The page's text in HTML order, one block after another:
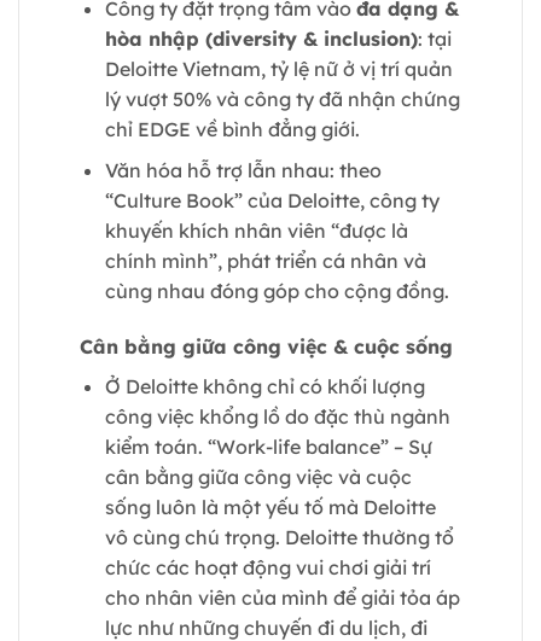
Công ty đặt trọng tâm vào đa dạng &
hòa nhập (diversity & inclusion): tại
Deloitte Vietnam, tỷ lệ nữ ở vị trí quản
lý vượt 50% và công ty đã nhận chứng
chỉ EDGE về bình đẳng giới.
Văn hóa hỗ trợ lẫn nhau: theo
“Culture Book” của Deloitte, công ty
khuyến khích nhân viên “được là
chính mình”, phát triển cá nhân và
cùng nhau đóng góp cho cộng đồng.
Cân bằng giữa công việc & cuộc sống
Ở Deloitte không chỉ có khối lượng
công việc khổng lồ do đặc thù ngành
kiểm toán. “Work-life balance” – Sự
cân bằng giữa công việc và cuộc
sống luôn là một yếu tố mà Deloitte
vô cùng chú trọng. Deloitte thường tổ
chức các hoạt động vui chơi giải trí
cho nhân viên của mình để giải tỏa áp
lực như những chuyến đi du lịch, đi